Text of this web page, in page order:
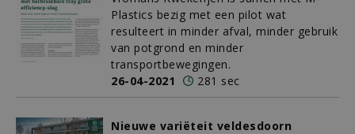
Plastics bezig met een pilot wat
resulteert in minder afval, minder gebruik
van potgrond en minder
transportbewegingen.
26-04-2021
281 sec
Nieuwe variëteit veldesdoorn